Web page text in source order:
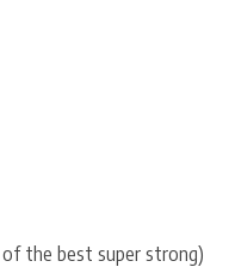
the best super strong)